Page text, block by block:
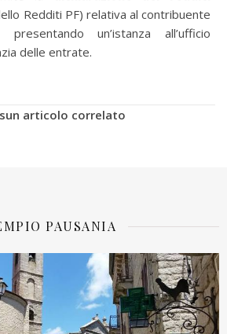
Redditi PF) relativa al contribuente
un’istanza all’ufficio
delle entrate.
articolo correlato
PAUSANIA